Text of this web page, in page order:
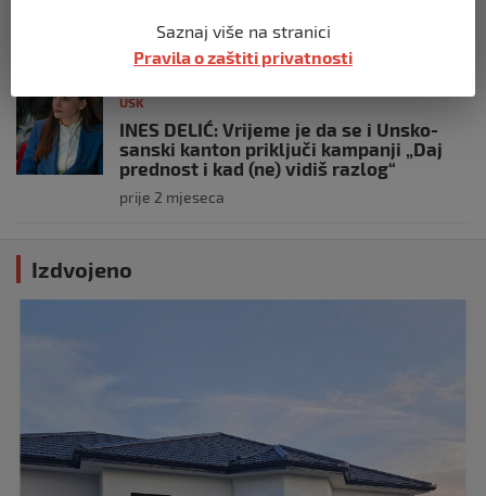
prije 2 mjeseca
USK
INES DELIĆ: Vrijeme je da se i Unsko-
sanski kanton priključi kampanji „Daj
prednost i kad (ne) vidiš razlog“
prije 2 mjeseca
Izdvojeno
Saznaj više na stranici
Pravila o zaštiti privatnosti